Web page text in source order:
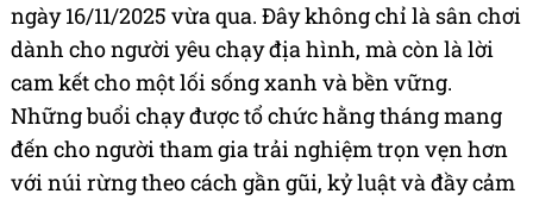
ngày 16/11/2025 vừa qua. Đây không chỉ là sân chơi
dành cho người yêu chạy địa hình, mà còn là lời
cam kết cho một lối sống xanh và bền vững.
Những buổi chạy được tổ chức hằng tháng mang
đến cho người tham gia trải nghiệm trọn vẹn hơn
với núi rừng theo cách gần gũi, kỷ luật và đầy cảm